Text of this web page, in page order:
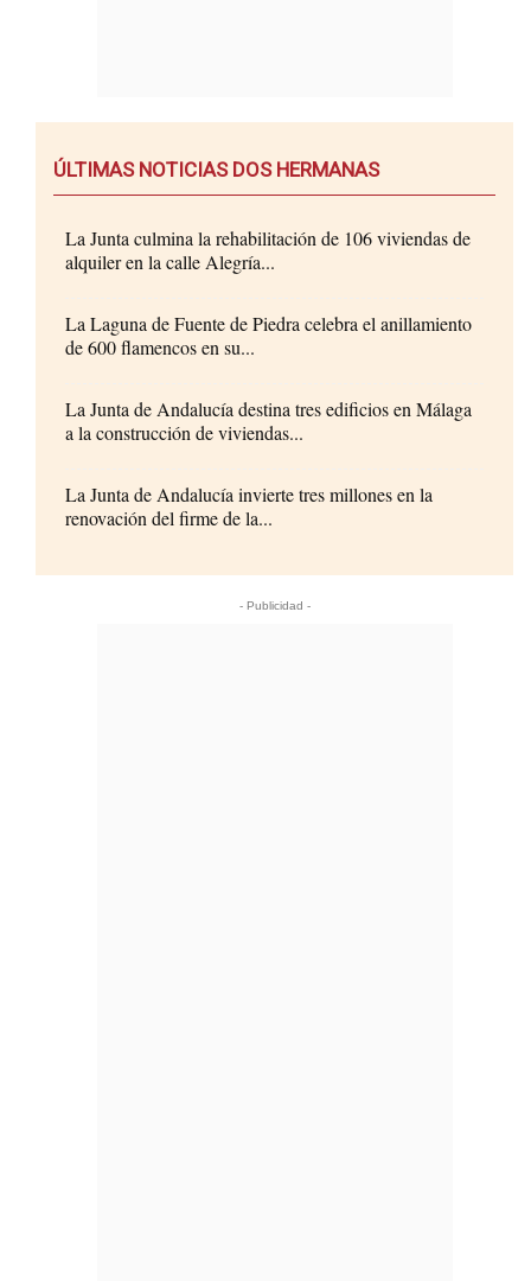
ÚLTIMAS NOTICIAS DOS HERMANAS
La Junta culmina la rehabilitación de 106 viviendas de
alquiler en la calle Alegría...
La Laguna de Fuente de Piedra celebra el anillamiento
de 600 flamencos en su...
La Junta de Andalucía destina tres edificios en Málaga
a la construcción de viviendas...
La Junta de Andalucía invierte tres millones en la
renovación del firme de la...
- Publicidad -